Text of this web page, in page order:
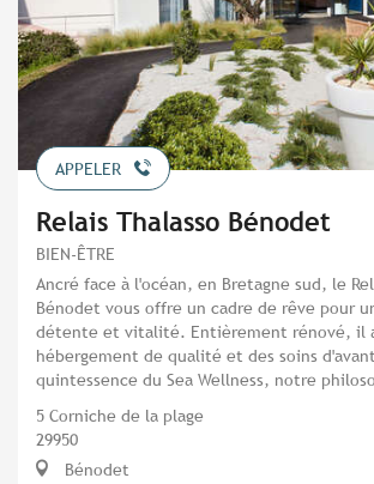
APPELER
Relais Thalasso Bénodet
BIEN-ÊTRE
Ancré face à l'océan, en Bretagne sud, le
Bénodet vous offre un cadre de rêve pour
détente et vitalité. Entièrement rénové, il
hébergement de qualité et des soins
quintessence du Sea Wellness, notre
5 Corniche de la plage
29950
Bénodet